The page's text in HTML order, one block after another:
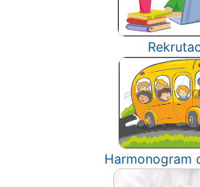
Harmonogram